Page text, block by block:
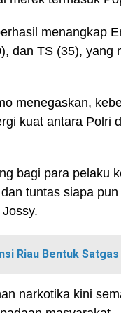
menangkap
dan TS (35), yang
menegaskan,
kuat antara Polri
bagi para pelaku
tuntas siapa
Riau Bentuk
narkotika kini